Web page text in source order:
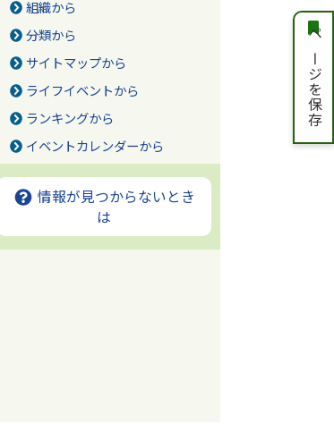
組織から
分類から
サイトマップから
ライフイベントから
ランキングから
イベントカレンダーから
情報が見つからないとき
は
ページを保存